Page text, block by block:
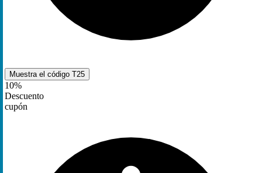
Muestra el código T25
10%
Descuento
cupón